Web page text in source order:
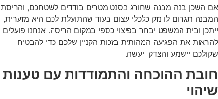
אם השכן בנה מבנה שחורג בסנטימטרים בודדים לשטחכם, והריסת
המבנה תגרום לו נזק כלכלי עצום בעוד שהתועלת לכם היא מזערית,
ייתכן ובית המשפט יבחר בפיצוי כספי במקום הריסה. אנחנו פועלים
להראות את הפגיעה המהותית בזכות הקניין שלכם כדי להבטיח
שקולכם יישמע והצדק ייעשה.
חובת ההוכחה והתמודדות עם טענות
שיהוי